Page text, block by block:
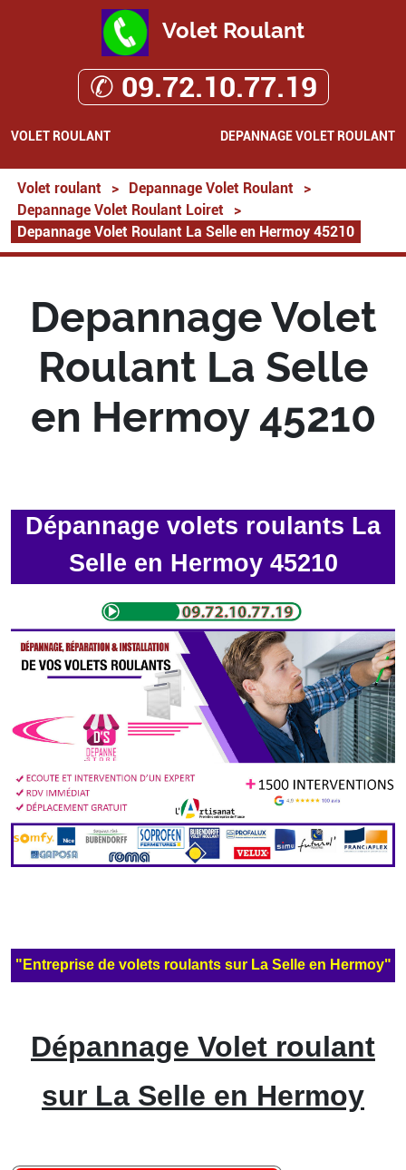
Volet Roulant
✆ 09.72.10.77.19
VOLET ROULANT DEPANNAGE VOLET ROULANT
Volet roulant > Depannage Volet Roulant
>
Depannage Volet Roulant Loiret
>
Depannage Volet Roulant La Selle en Hermoy 45210
Depannage Volet
Roulant La Selle
en Hermoy 45210
Dépannage volets roulants La
Selle en Hermoy 45210
"Entreprise de volets roulants sur La Selle en Hermoy"
Dépannage Volet roulant
sur La Selle en Hermoy